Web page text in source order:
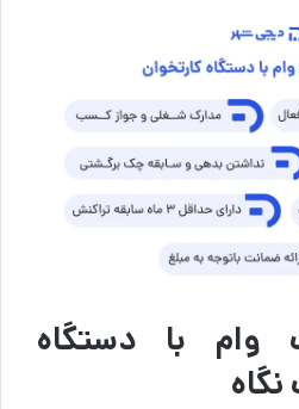
وام با دستگاه